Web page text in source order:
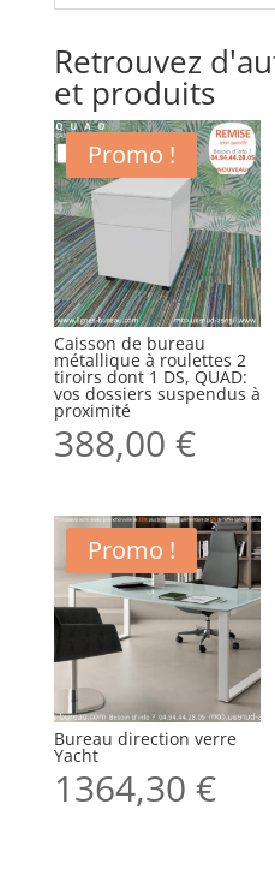
Retrouvez
et produits
Promo !
Caisson de bureau
métallique à roulettes 2
tiroirs dont 1 DS, QUAD:
vos dossiers suspendus à
proximité
388,00 €
Promo !
Bureau direction verre
Yacht
1364,30 €